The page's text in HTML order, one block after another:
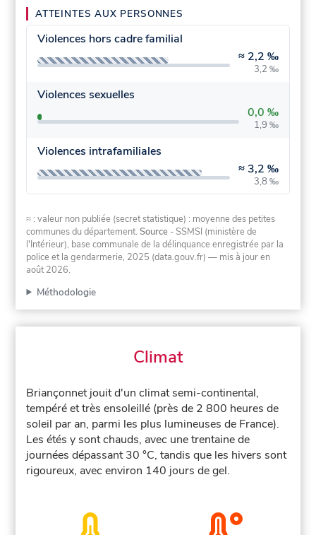
ATTEINTES AUX PERSONNES
Violences hors cadre familial
≈ 2,2 ‰
3,2 ‰
Violences sexuelles
0,0 ‰
1,9 ‰
Violences intrafamiliales
≈ 3,2 ‰
3,8 ‰
≈ : valeur non publiée (secret statistique) : moyenne des petites
communes du département.Source - SSMSI (ministère de
l'Intérieur), base communale de la délinquance enregistrée par la
police et la gendarmerie, 2025 (data.gouv.fr) — mis à jour en
août 2026.
Méthodologie
Climat
Briançonnet jouit d'un climat semi-continental,
tempéré et très ensoleillé (près de 2 800 heures de
soleil par an, parmi les plus lumineuses de France).
Les étés y sont chauds, avec une trentaine de
journées dépassant 30 °C, tandis que les hivers sont
rigoureux, avec environ 140 jours de gel.